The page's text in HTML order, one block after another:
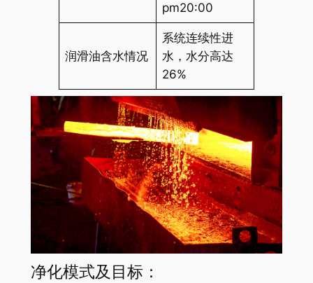
pm20:00
润滑油含水情况
系统连续性进
水，水分高达
26%
净化模式及目标：